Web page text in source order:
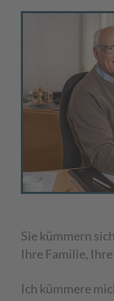
Sie kümmern
Ihre Familie,
Ich kümmere